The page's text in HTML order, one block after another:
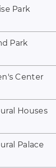
Park
Park
Center
Houses
Palace